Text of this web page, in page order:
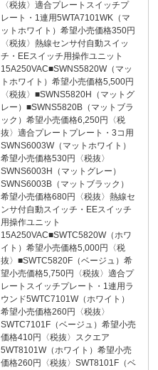
〈税抜〉適合プレートスイッチプ
レート・1連用5WTA7101WK（マ
ットホワイト）希望小売価格350円
〈税抜〉熱線センサ付自動スイッ
チ・EEスイッチ用操作ユニット
15A250VAC■SWNS5820W（マッ
トホワイト）希望小売価格5,500円
〈税抜〉■SWNS5820H（マットグ
レー）■SWNS5820B（マットブラ
ック）希望小売価格6,250円〈税
抜〉適合プレートプレート・3コ用
SWNS6003W（マットホワイト）
希望小売価格530円〈税抜〉
SWNS6003H（マットグレー）
SWNS6003B（マットブラック）
希望小売価格680円〈税抜〉熱線セ
ンサ付自動スイッチ・EEスイッチ
用操作ユニット
15A250VAC■SWTC5820W（ホワ
イト）希望小売価格5,000円〈税
抜〉■SWTC5820F（ベージュ）希
望小売価格5,750円〈税抜〉適合プ
レートスイッチプレート・1連用ラ
ウンド5WTC7101W（ホワイト）
希望小売価格260円〈税抜〉
SWTC7101F（ベージュ）希望小売
価格410円〈税抜〉スクエア
5WT8101W（ホワイト）希望小売
価格260円〈税抜〉SWT8101F（ベ